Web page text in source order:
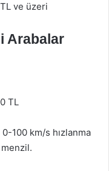
ve üzeri
Arabalar
TL
100 km/s hızlanma